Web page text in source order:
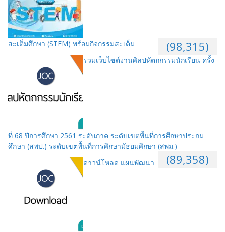
สะเต็มศึกษา (STEM) พร้อมกิจกรรมสะเต็ม (98,315)
รวมเว็บไซต์งานศิลปหัตถกรรมนักเรียน ครั้ง
ที่ 68 ปีการศึกษา 2561 ระดับภาค ระดับเขตพื้นที่การศึกษาประถม
ศึกษา (สพป.) ระดับเขตพื้นที่การศึกษามัธยมศึกษา (สพม.)
(89,358)
ดาวน์โหลด แผนพัฒนา